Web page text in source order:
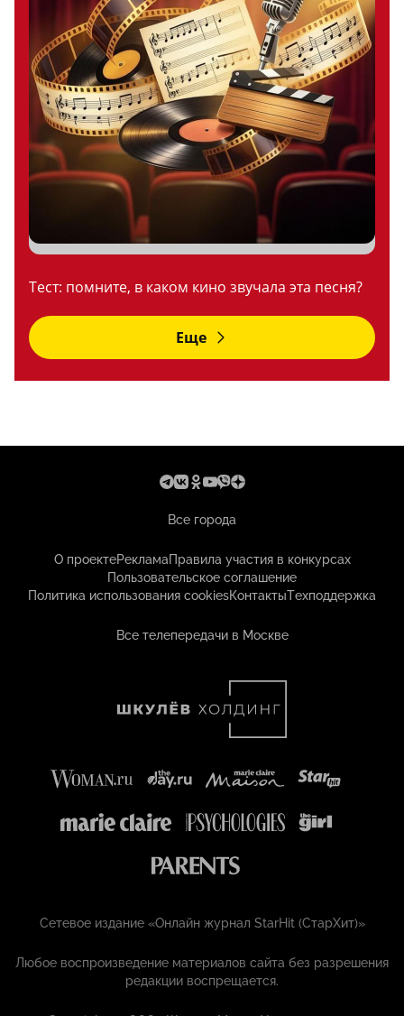
Тест: помните, в каком кино звучала эта песня?
Еще
Все города
О проектеРекламаПравила участия в конкурсах
Пользовательское соглашение
Политика использования cookiesКонтактыТехподдержка
Все телепередачи в Москве
Сетевое издание «Онлайн журнал StarHit (СтарХит)»
Любое воспроизведение материалов сайта без разрешения
редакции воспрещается.